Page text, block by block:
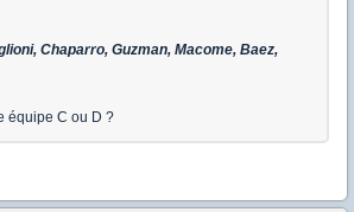
Chaparro, Guzman, Macome, Baez,
équipe C ou D ?